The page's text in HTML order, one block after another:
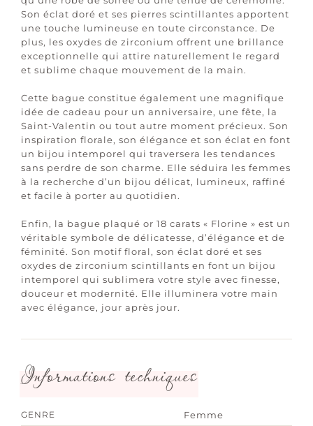
Son éclat doré et ses pierres scintillantes apportent
une touche lumineuse en toute circonstance. De
plus, les oxydes de zirconium offrent une brillance
exceptionnelle qui attire naturellement le regard
et sublime chaque mouvement de la main.
Cette bague constitue également une magnifique
idée de cadeau pour un anniversaire, une fête, la
Saint-Valentin ou tout autre moment précieux. Son
inspiration florale, son élégance et son éclat en font
un bijou intemporel qui traversera les tendances
sans perdre de son charme. Elle séduira les femmes
à la recherche d’un bijou délicat, lumineux, raffiné
et facile à porter au quotidien.
Enfin, la bague plaqué or 18 carats « Florine » est un
véritable symbole de délicatesse, d’élégance et de
féminité. Son motif floral, son éclat doré et ses
oxydes de zirconium scintillants en font un bijou
intemporel qui sublimera votre style avec finesse,
douceur et modernité. Elle illuminera votre main
avec élégance, jour après jour.
Informations techniques
GENRE Femme